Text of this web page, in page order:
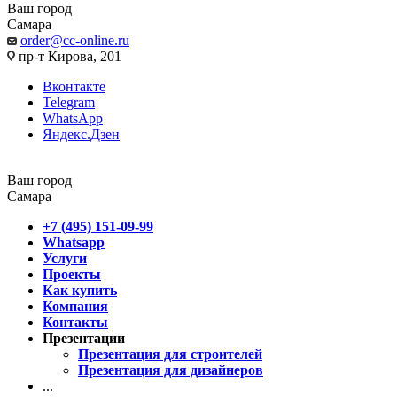
Ваш город
Самара
order@cc-online.ru
пр-т Кирова, 201
Вконтакте
Telegram
WhatsApp
Яндекс.Дзен
Ваш город
Самара
+7 (495) 151-09-99
Whatsapp
Услуги
Проекты
Как купить
Компания
Контакты
Презентации
Презентация для строителей
Презентация для дизайнеров
...